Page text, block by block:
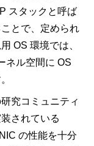
スタックと呼ば
とで、定められ
OS 環境では、
ネル空間に OS
究コミュニティ
されている
の性能を十分